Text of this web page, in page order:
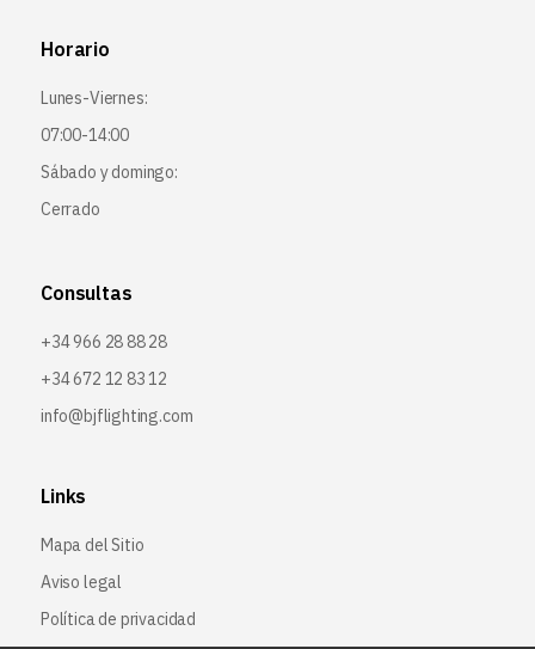
Horario
Lunes-Viernes:
07:00-14:00
Sábado y domingo:
Cerrado
Consultas
+34 966 28 88 28
+34 672 12 83 12
info@bjflighting.com
Links
Mapa del Sitio
Aviso legal
Política de privacidad